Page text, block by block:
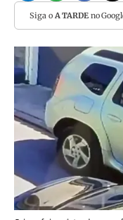
Siga o A TARDEno